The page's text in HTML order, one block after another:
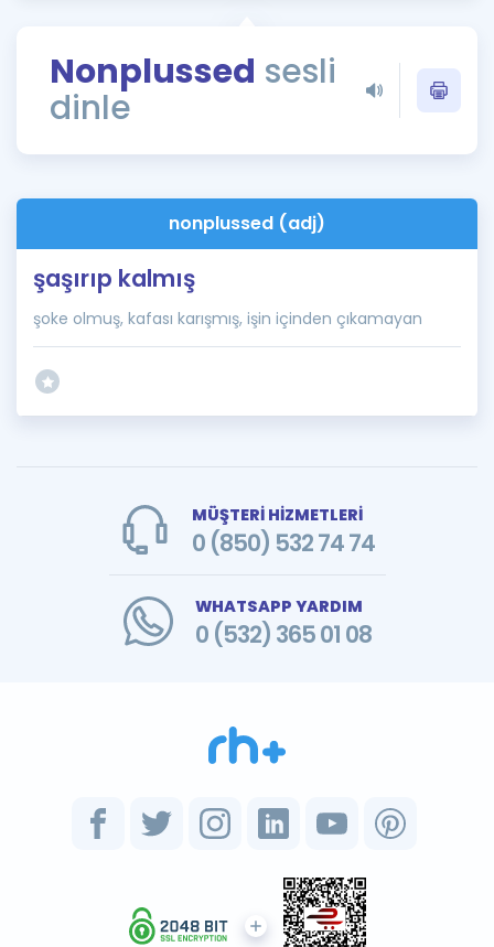
ÖSYM Sınav Takvimi
Kampanyalar
İngilizce Gramer
Nonplussed sesli
dinle
nonplussed (adj)
şaşırıp kalmış
şoke olmuş, kafası karışmış, işin içinden çıkamayan
MÜŞTERİ HİZMETLERİ
0 (850) 532 74 74
WHATSAPP YARDIM
0 (532) 365 01 08